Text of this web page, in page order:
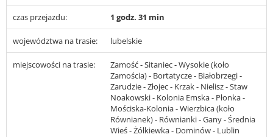
czas przejazdu: 1 godz. 31 min
województwa na trasie: lubelskie
miejscowości na trasie:
Zamość - Sitaniec - Wysokie (koło
Zamościa) - Bortatycze - Białobrzegi -
Zarudzie - Złojec - Krzak - Nielisz - Staw
Noakowski - Kolonia Emska - Płonka -
Mościska-Kolonia - Wierzbica (koło
Równianek) - Równianki - Gany - Średnia
Wieś - Żółkiewka - Dominów - Lublin